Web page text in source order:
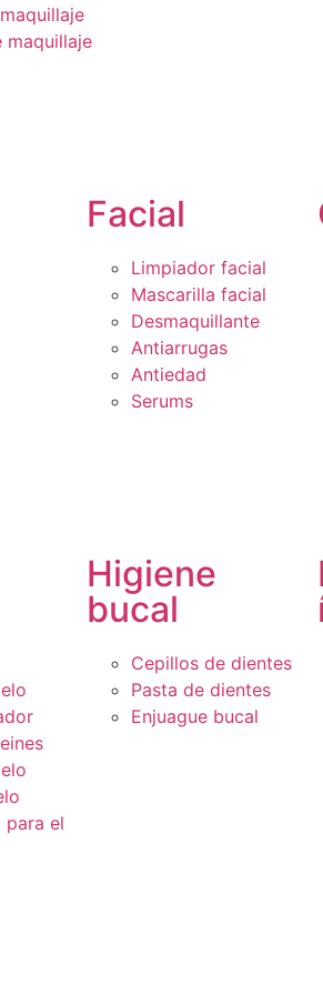
maquillaje
Facial
Limpiador facial
Mascarilla facial
Desmaquillante
Antiarrugas
Antiedad
Serums
para el
Higiene
bucal
Cepillos de dientes
Pasta de dientes
Enjuague bucal